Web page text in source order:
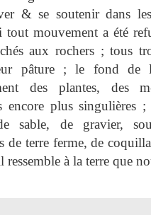
& se soutenir dans
mouvement a été
aux rochers ; tous
pâture ; le fond de
des plantes, des
encore plus singulières
sable, de gravier,
de terre ferme, de
à la terre que